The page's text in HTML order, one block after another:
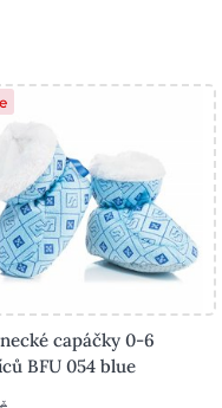
capáčky 0-6
BFU 054 blue